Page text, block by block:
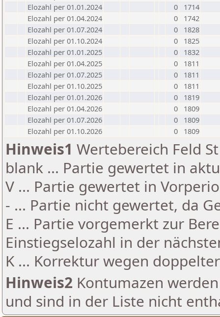
Elozahl per 01.01.2024
0
1714
Elozahl per 01.04.2024
0
1742
Elozahl per 01.07.2024
0
1828
Elozahl per 01.10.2024
0
1825
Elozahl per 01.01.2025
0
1832
Elozahl per 01.04.2025
0
1811
Elozahl per 01.07.2025
0
1811
Elozahl per 01.10.2025
0
1811
Elozahl per 01.01.2026
0
1819
Elozahl per 01.04.2026
0
1809
Elozahl per 01.07.2026
0
1809
Elozahl per 01.10.2026
0 1809
Hinweis1 Wertebereich Feld
blank ... Partie gewertet in
V ... Partie gewertet in
- ... Partie nicht gewertet, da
E ... Partie vorgemerkt zur
Einstiegselozahl in der
K ... Korrektur wegen
Hinweis2 Kontumazen
und sind in der Liste nicht